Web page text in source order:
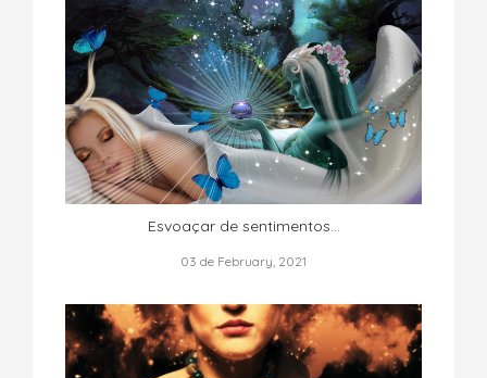
Esvoaçar de sentimentos…
03 de February, 2021